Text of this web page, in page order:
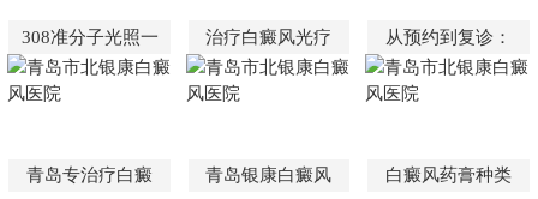
308准分子光照一 治疗白癜风光疗 从预约到复诊：
青岛专治疗白癜 青岛银康白癜风 白癜风药膏种类